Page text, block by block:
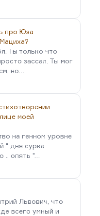
про Юза
Ты только что
зассал. Ты мог
но…
моей
на генном уровне
" дня сурка
.. опять "…
Львович, что
всего умный и